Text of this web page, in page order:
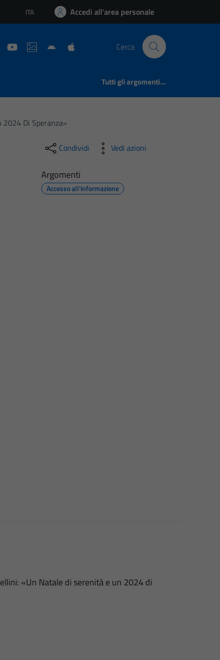
Lingua attiva:
ITA Accedi all'area personale
Cerca
Tutti gli argomenti...
2024 Di Speranza»
Condividi Vedi azioni
Argomenti
Accesso all'informazione
«Un Natale di serenità e un 2024 di